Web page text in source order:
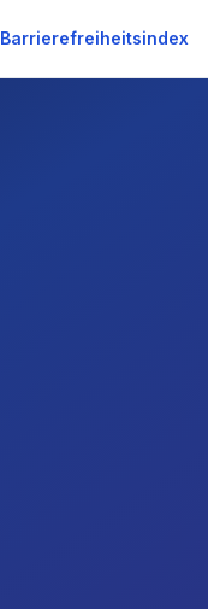
Barrierefreiheitsindex